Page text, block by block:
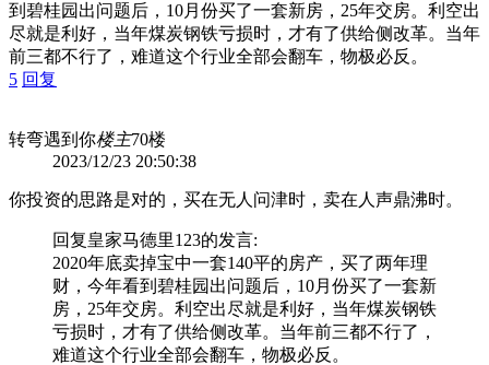
到碧桂园出问题后，10月份买了一套新房，25年交房。利空出
尽就是利好，当年煤炭钢铁亏损时，才有了供给侧改革。当年
前三都不行了，难道这个行业全部会翻车，物极必反。
5 回复
转弯遇到你楼主70楼
2023/12/23 20:50:38
你投资的思路是对的，买在无人问津时，卖在人声鼎沸时。
回复皇家马德里123的发言:
2020年底卖掉宝中一套140平的房产，买了两年理
财，今年看到碧桂园出问题后，10月份买了一套新
房，25年交房。利空出尽就是利好，当年煤炭钢铁
亏损时，才有了供给侧改革。当年前三都不行了，
难道这个行业全部会翻车，物极必反。